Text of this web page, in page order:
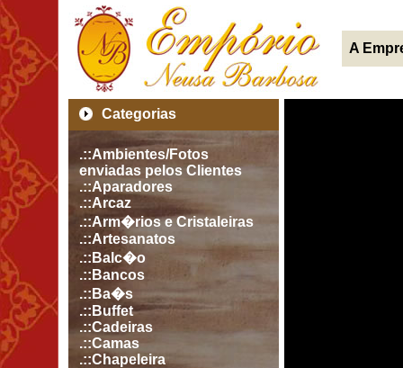
A
Categorias
.::Ambientes/Fotos
enviadas pelos Clientes
.::Aparadores
.::Arcaz
.::Arm�rios e Cristaleiras
.::Artesanatos
.::Balc�o
.::Bancos
.::Ba�s
.::Buffet
.::Cadeiras
.::Camas
.::Chapeleira